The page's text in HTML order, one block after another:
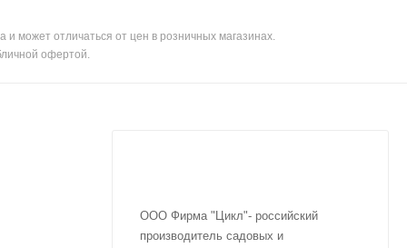
и может отличаться от цен в розничных магазинах.
офертой.
ООО Фирма "Цикл"- российский
производитель садовых и